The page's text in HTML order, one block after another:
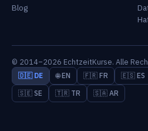
Blog
© 2014–2026 EchtzeitKurse. Alle
🇩🇪 DE 🌐 EN 🇫🇷 FR 🇪🇸 ES
🇸🇪 SE
🇹🇷 TR 🇸🇦 AR